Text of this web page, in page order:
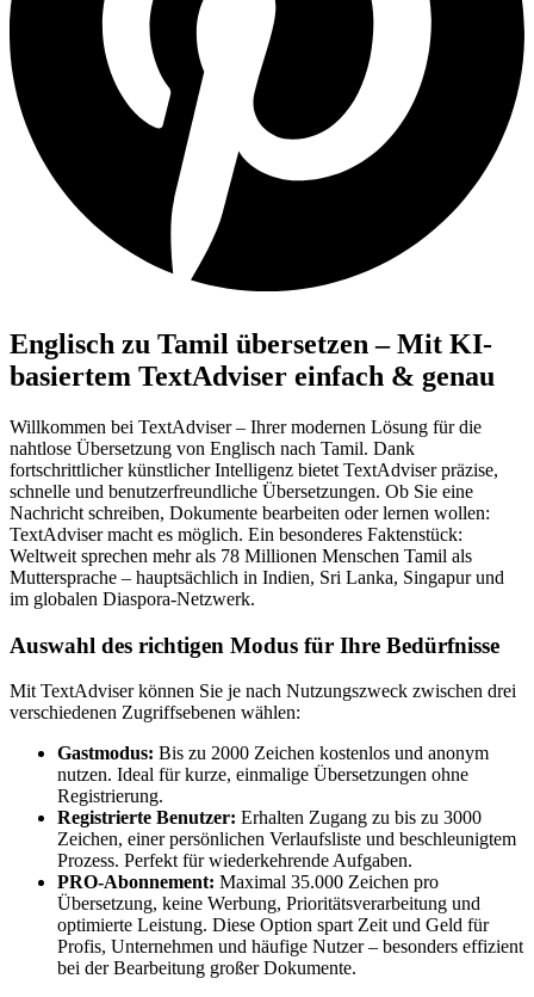
Englisch zu Tamil übersetzen – Mit KI-
basiertem TextAdviser einfach & genau
Willkommen bei TextAdviser – Ihrer modernen Lösung für die
nahtlose Übersetzung von Englisch nach Tamil. Dank
fortschrittlicher künstlicher Intelligenz bietet TextAdviser präzise,
schnelle und benutzerfreundliche Übersetzungen. Ob Sie eine
Nachricht schreiben, Dokumente bearbeiten oder lernen wollen:
TextAdviser macht es möglich. Ein besonderes Faktenstück:
Weltweit sprechen mehr als 78 Millionen Menschen Tamil als
Muttersprache – hauptsächlich in Indien, Sri Lanka, Singapur und
im globalen Diaspora-Netzwerk.
Auswahl des richtigen Modus für Ihre Bedürfnisse
Mit TextAdviser können Sie je nach Nutzungszweck zwischen drei
verschiedenen Zugriffsebenen wählen:
Gastmodus: Bis zu 2000 Zeichen kostenlos und anonym
nutzen. Ideal für kurze, einmalige Übersetzungen ohne
Registrierung.
Registrierte Benutzer: Erhalten Zugang zu bis zu 3000
Zeichen, einer persönlichen Verlaufsliste und beschleunigtem
Prozess. Perfekt für wiederkehrende Aufgaben.
PRO-Abonnement: Maximal 35.000 Zeichen pro
Übersetzung, keine Werbung, Prioritätsverarbeitung und
optimierte Leistung. Diese Option spart Zeit und Geld für
Profis, Unternehmen und häufige Nutzer – besonders effizient
bei der Bearbeitung großer Dokumente.